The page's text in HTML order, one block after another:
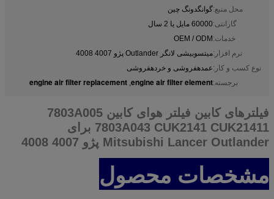
محل منبع:گوانگدونگ چین
گارانتی:60000 مایل یا 2 سال
خدمات:OEM / ODM
نرم افزار:میتسوبیشی لانگر Outlander پژو 4007 4008
نوع کسب و کار:عمدهفروشی و خردهفروشی
برجسته:engine air filter element
,
engine air filter replacement
فیلترهای کابین فیلتر هوای کابین 7803A005
7803A043 CUK2141 CUK21411 برای
Mitsubishi Lancer Outlander پژو 4007 4008
مشخصات محصول